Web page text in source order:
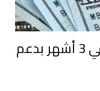
الدولار قرب أعلى مستوياته في 3 أشهر بدعم